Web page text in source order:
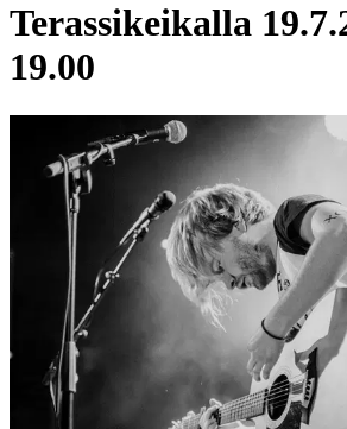
Terassikeikalla
19.00